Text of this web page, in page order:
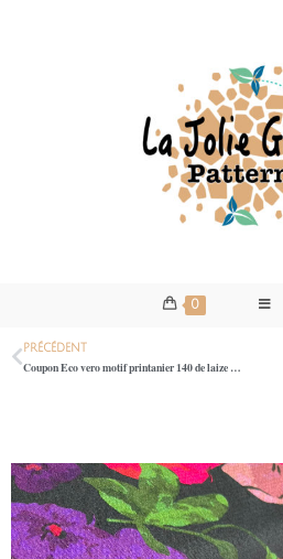
0
PRÉCÉDENT
Coupon Eco vero motif printanier 140 de laize x 70 cm